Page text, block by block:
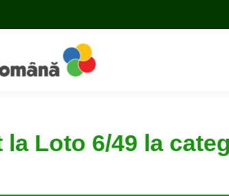
la Loto 6/49 la